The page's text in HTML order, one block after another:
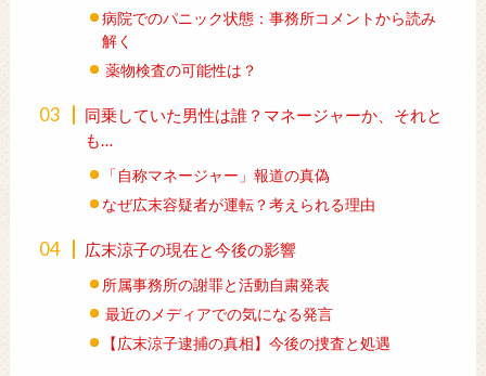
病院でのパニック状態：事務所コメントから読み
解く
薬物検査の可能性は？
同乗していた男性は誰？マネージャーか、それと
も…
「自称マネージャー」報道の真偽
なぜ広末容疑者が運転？考えられる理由
広末涼子の現在と今後の影響
所属事務所の謝罪と活動自粛発表
最近のメディアでの気になる発言
【広末涼子逮捕の真相】今後の捜査と処遇